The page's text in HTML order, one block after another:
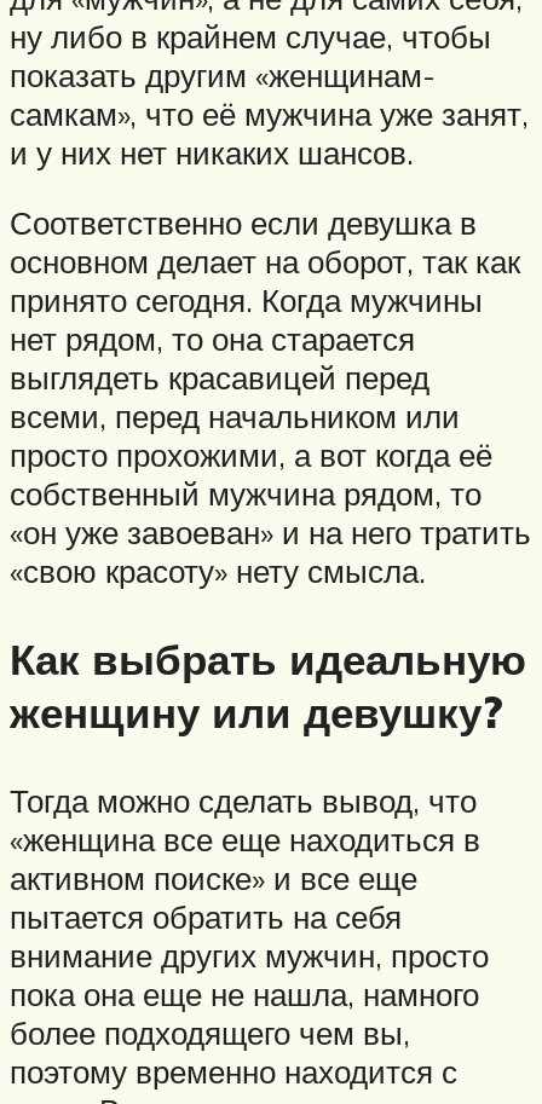
ну либо в крайнем случае, чтобы
показать другим «женщинам-
самкам», что её мужчина уже занят,
и у них нет никаких шансов.
Соответственно если девушка в
основном делает на оборот, так как
принято сегодня. Когда мужчины
нет рядом, то она старается
выглядеть красавицей перед
всеми, перед начальником или
просто прохожими, а вот когда её
собственный мужчина рядом, то
«он уже завоеван» и на него тратить
«свою красоту» нету смысла.
Как выбрать идеальную
женщину или девушку?
Тогда можно сделать вывод, что
«женщина все еще находиться в
активном поиске» и все еще
пытается обратить на себя
внимание других мужчин, просто
пока она еще не нашла, намного
более подходящего чем вы,
поэтому временно находится с